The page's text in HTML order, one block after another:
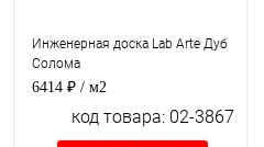
Инженерная доска Lab Arte Дуб
Солома
6414 ₽ / м2
код товара: 02-3867